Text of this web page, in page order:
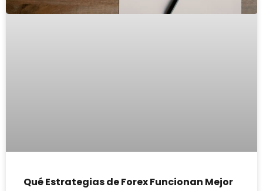
Qué Estrategias de Forex Funcionan Mejor